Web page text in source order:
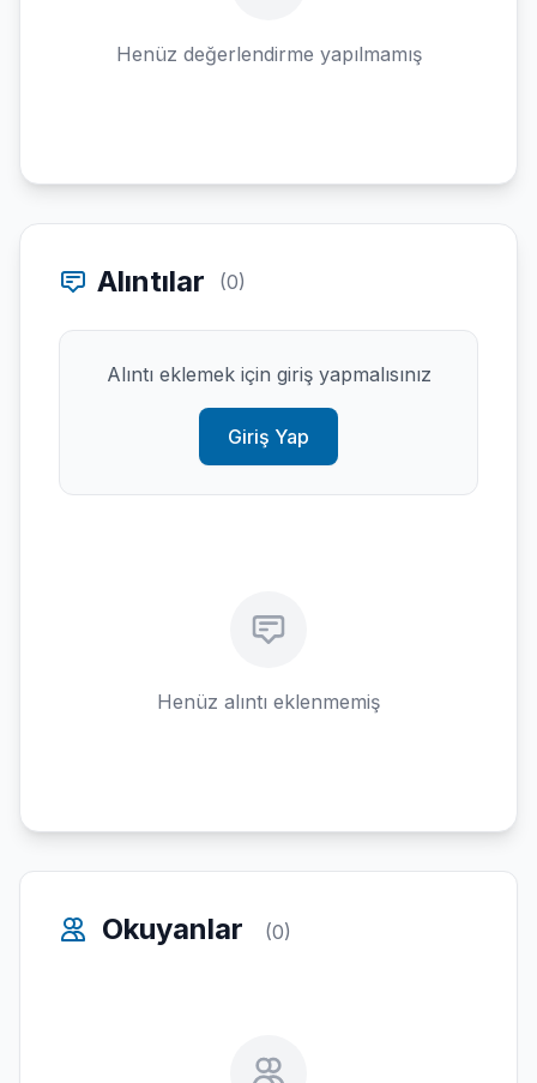
Henüz değerlendirme yapılmamış
Alıntılar (0)
Alıntı eklemek için giriş yapmalısınız
Giriş Yap
Henüz alıntı eklenmemiş
Okuyanlar (0)